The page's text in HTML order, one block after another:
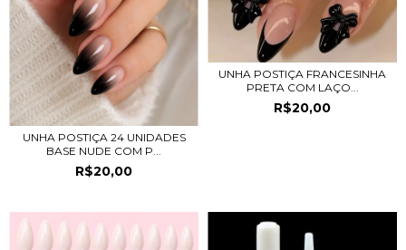
UNHA POSTIÇA 24 UNIDADES
BASE NUDE COM P...
R$20,00
UNHA POSTIÇA FRANCESINHA
PRETA COM LAÇO...
R$20,00